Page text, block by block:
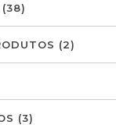
(38)
(2)
(3)